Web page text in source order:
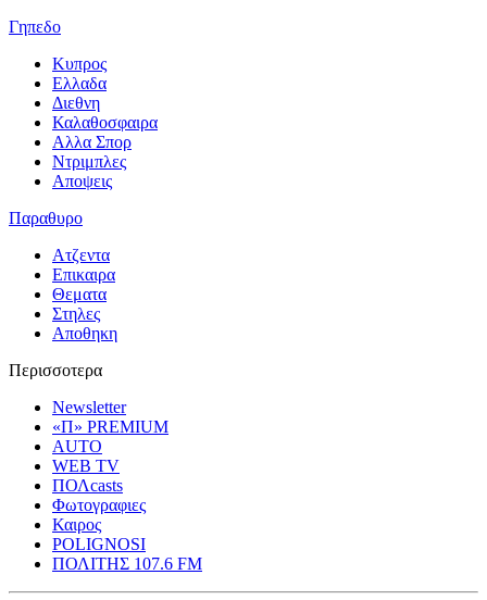
Γηπεδο
Κυπρος
Ελλαδα
Διεθνη
Καλαθοσφαιρα
Αλλα Σπορ
Ντριμπλες
Αποψεις
Παραθυρο
Ατζεντα
Επικαιρα
Θεματα
Στηλες
Αποθηκη
Περισσοτερα
Newsletter
«Π» PREMIUM
AUTO
WEB TV
ΠΟΛcasts
Φωτογραφιες
Καιρος
POLIGNOSI
ΠΟΛΙΤΗΣ 107.6 FM